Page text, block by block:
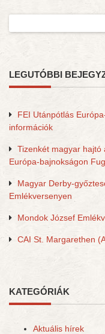
LEGUTÓBBI
FEI Utánpótlás
információk
Tizenkét magyar
Európa-bajnokságon
Magyar Derby-
Emlékversenyen
Mondok József
CAI St. Margarethen
KATEGÓRIÁK
Aktuális hírek